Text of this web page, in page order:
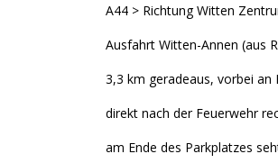
A44 > Richtung Witten
Ausfahrt Witten-Annen (aus
3,3 km geradeaus, vorbei an
direkt nach der Feuerwehr
am Ende des Parkplatzes